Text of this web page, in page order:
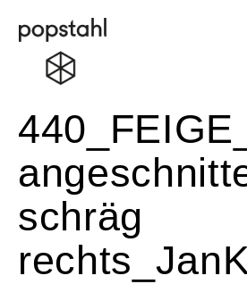
Zum
Inhalt
Popstahl
schräg